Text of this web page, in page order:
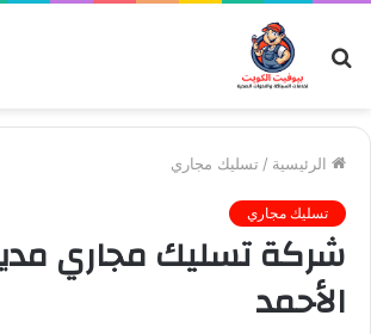
بحث
عن
الرئيسية / تسليك مجاري
تسليك مجاري
شركة تسليك مجاري
الأحمد